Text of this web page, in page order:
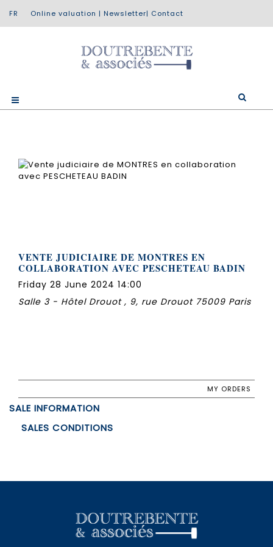
Online valuation | Newsletter| Contact
VENTE JUDICIAIRE DE MONTRES EN
COLLABORATION AVEC PESCHETEAU BADIN
Friday 28 June 2024 14:00
Salle 3 - Hôtel Drouot , 9, rue Drouot 75009 Paris
MY ORDERS
SALE INFORMATION
SALES CONDITIONS